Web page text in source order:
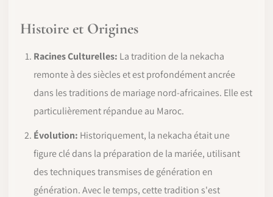
Histoire et Origines
Racines Culturelles: La tradition de la nekacha
remonte à des siècles et est profondément ancrée
dans les traditions de mariage nord-africaines. Elle est
particulièrement répandue au Maroc.
Évolution: Historiquement, la nekacha était une
figure clé dans la préparation de la mariée, utilisant
des techniques transmises de génération en
génération. Avec le temps, cette tradition s'est